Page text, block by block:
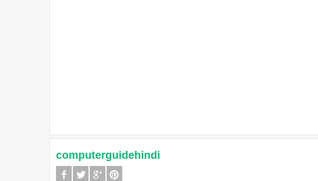
computerguidehindi